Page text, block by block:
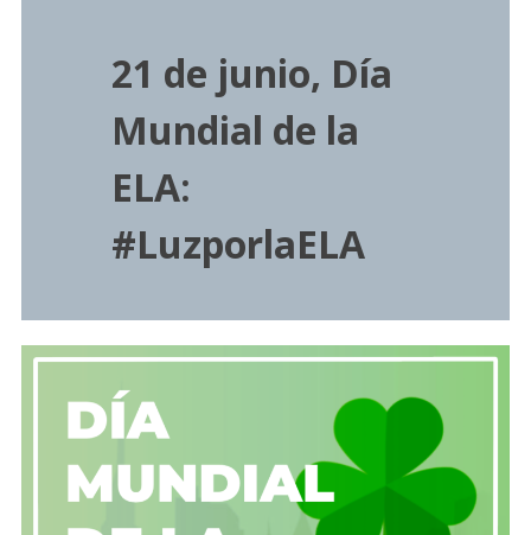
21 de junio, Día
Mundial de la
ELA:
#LuzporlaELA